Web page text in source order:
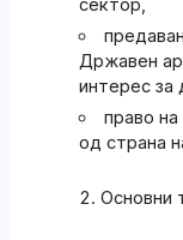
сектор,
Државен
интерес за
право
од страна
Основни